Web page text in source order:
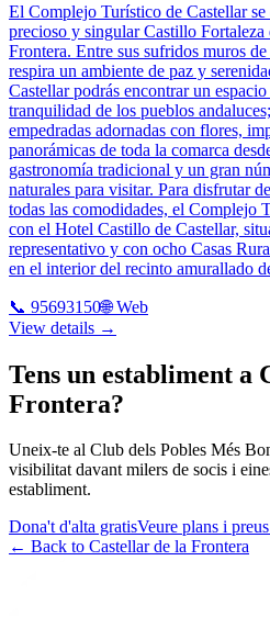
El Complejo Turístico de Castellar se
precioso y singular Castillo
Frontera. Entre sus sufridos muros
respira un ambiente de paz y
Castellar podrás encontrar un
tranquilidad de los pueblos
empedradas adornadas con flores,
panorámicas de toda la comarca
gastronomía tradicional y un gran
naturales para visitar. Para disfrutar
todas las comodidades, el Complejo
con el Hotel Castillo de Castellar,
representativo y con ocho Casas
en el interior del recinto amurallado
📞 95693150🌐 Web
View details →
Tens un establiment a
Frontera?
Uneix-te al Club dels Pobles Més
visibilitat davant milers de socis i
establiment.
Dona't d'alta gratisVeure plans i preus
← Back to Castellar de la Frontera